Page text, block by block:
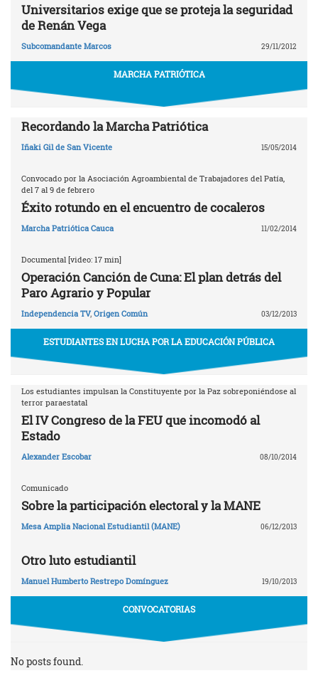
Universitarios exige que se proteja la seguridad
de Renán Vega
Subcomandante Marcos 29/11/2012
MARCHA PATRIÓTICA
Recordando la Marcha Patriótica
Iñaki Gil de San Vicente 15/05/2014
Convocado por la Asociación Agroambiental de Trabajadores del Patía,
del 7 al 9 de febrero
Éxito rotundo en el encuentro de cocaleros
Marcha Patriótica Cauca 11/02/2014
Documental [video: 17 min]
Operación Canción de Cuna: El plan detrás del
Paro Agrario y Popular
Independencia TV, Origen Común 03/12/2013
ESTUDIANTES EN LUCHA POR LA EDUCACIÓN PÚBLICA
Los estudiantes impulsan la Constituyente por la Paz sobreponiéndose al
terror paraestatal
El IV Congreso de la FEU que incomodó al
Estado
Alexander Escobar 08/10/2014
Comunicado
Sobre la participación electoral y la MANE
Mesa Amplia Nacional Estudiantil (MANE) 06/12/2013
Otro luto estudiantil
Manuel Humberto Restrepo Domínguez 19/10/2013
CONVOCATORIAS
No posts found.